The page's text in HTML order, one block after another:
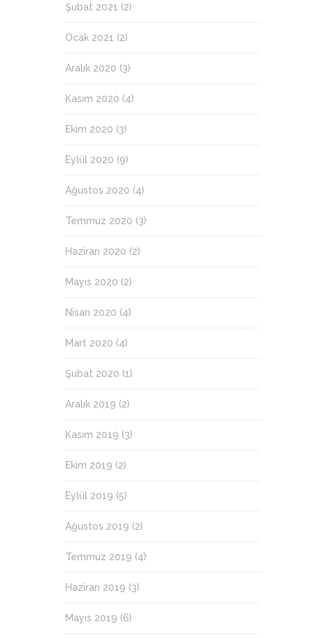
Şubat 2021 (2)
Ocak 2021 (2)
Aralık 2020 (3)
Kasım 2020 (4)
Ekim 2020 (3)
Eylül 2020 (9)
Ağustos 2020 (4)
Temmuz 2020 (3)
Haziran 2020 (2)
Mayıs 2020 (2)
Nisan 2020 (4)
Mart 2020 (4)
Şubat 2020 (1)
Aralık 2019 (2)
Kasım 2019 (3)
Ekim 2019 (2)
Eylül 2019 (5)
Ağustos 2019 (2)
Temmuz 2019 (4)
Haziran 2019 (3)
Mayıs 2019 (6)